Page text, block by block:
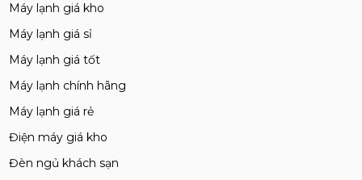
Máy lạnh giá kho
Máy lạnh giá sỉ
Máy lạnh giá tốt
Máy lạnh chính hãng
Máy lạnh giá rẻ
Điện máy giá kho
Đèn ngủ khách sạn